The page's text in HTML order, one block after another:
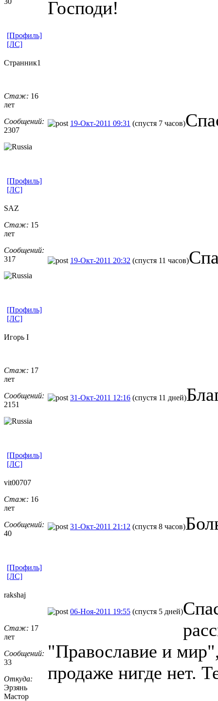
Господи!
[Профиль]
[ЛС]
Странник1
Стаж: 16
лет
Сообщений:
2307
19-Окт-2011 09:31 (спустя 7 часов)
[Профиль]
[ЛС]
SAZ
Стаж: 15
лет
Сообщений:
317
19-Окт-2011 20:32 (спустя 11 часов)
[Профиль]
[ЛС]
Игорь I
Стаж: 17
лет
Сообщений:
2151
31-Окт-2011 12:16 (спустя 11 дней)
[Профиль]
[ЛС]
vit00707
Стаж: 16
лет
Сообщений:
40
31-Окт-2011 21:12 (спустя 8 часов)
[Профиль]
[ЛС]
rakshaj
Стаж: 17
лет
Сообщений:
33
Откуда:
Эрзянь
Мастор
06-Ноя-2011 19:55 (спустя 5 дней)
"Православие и
продаже нигде нет.